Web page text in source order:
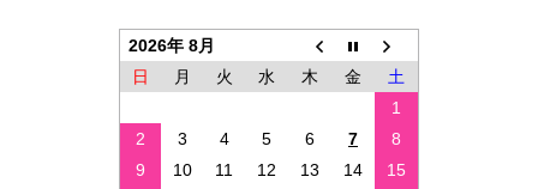
2026年 8月
日
月 火 水 木 金
土
1
2
3 4 5 6 7
8
9
10 11 12 13 14
15